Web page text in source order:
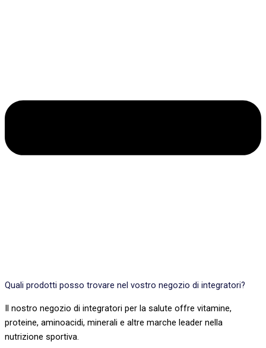
Quali prodotti posso trovare nel vostro negozio di integratori?
Il nostro negozio di integratori per la salute offre vitamine,
proteine, aminoacidi, minerali e altre marche leader nella
nutrizione sportiva.